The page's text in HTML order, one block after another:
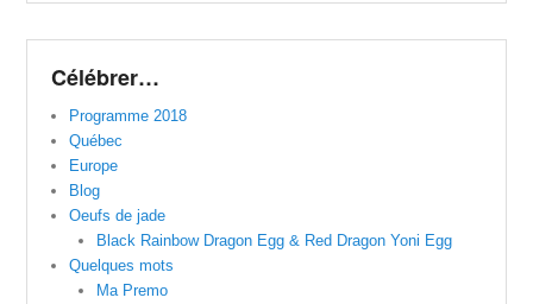
Célébrer…
Programme 2018
Québec
Europe
Blog
Oeufs de jade
Black Rainbow Dragon Egg & Red Dragon Yoni Egg
Quelques mots
Ma Premo